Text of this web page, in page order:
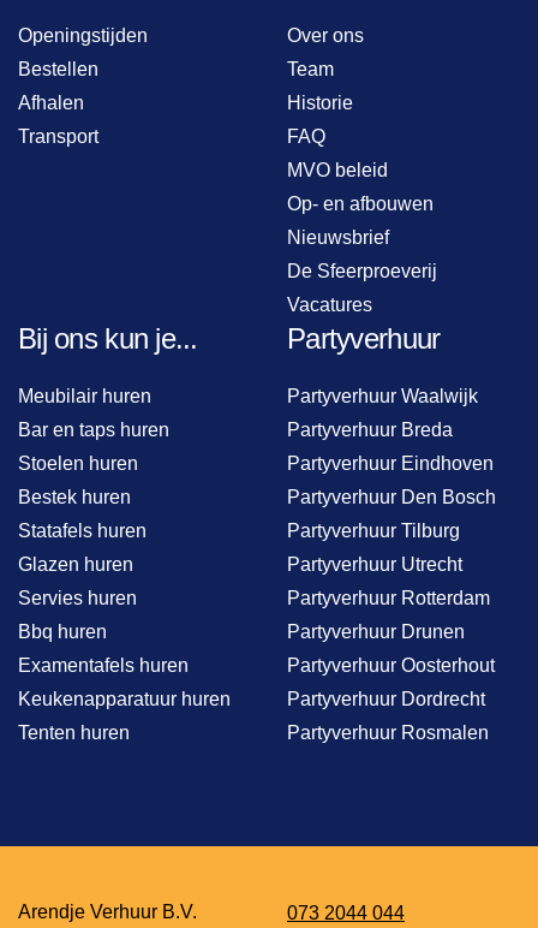
Openingstijden
Bestellen
Afhalen
Transport
Over ons
Team
Historie
FAQ
MVO beleid
Op- en afbouwen
Nieuwsbrief
De Sfeerproeverij
Vacatures
Bij ons kun je...
Meubilair huren
Bar en taps huren
Stoelen huren
Bestek huren
Statafels huren
Glazen huren
Servies huren
Bbq huren
Examentafels huren
Keukenapparatuur huren
Tenten huren
Partyverhuur
Partyverhuur Waalwijk
Partyverhuur Breda
Partyverhuur Eindhoven
Partyverhuur Den Bosch
Partyverhuur Tilburg
Partyverhuur Utrecht
Partyverhuur Rotterdam
Partyverhuur Drunen
Partyverhuur Oosterhout
Partyverhuur Dordrecht
Partyverhuur Rosmalen
Arendje Verhuur B.V. 073 2044 044